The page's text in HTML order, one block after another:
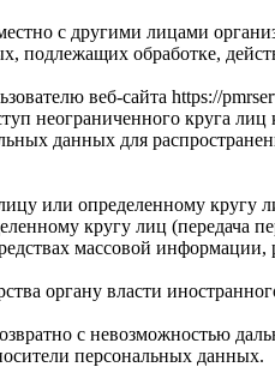
с другими лицами
подлежащих обработке,
веб-сайта https://
неограниченного круга лиц
данных для
или определенному кругу
кругу лиц (передача
массовой
органу власти
с невозможностью
персональных данных.